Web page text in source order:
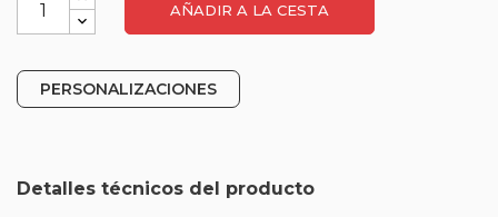
AÑADIR A LA CESTA
PERSONALIZACIONES
Detalles técnicos del producto